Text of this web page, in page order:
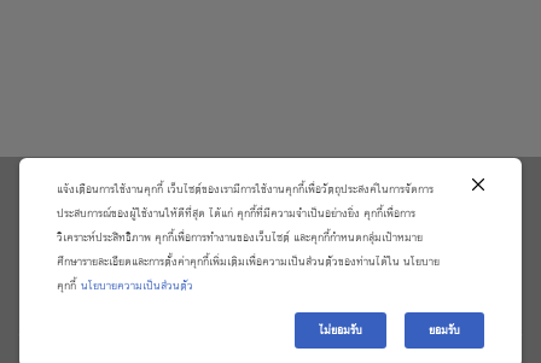
\
เกี่ยวกับเรา
วิธีการสั่งซื้อสินค้าและการรับประกันสินค้า
แจ้งชำระเงิน
ติดต่อเราและร้องเรียน
แจ้งเตือนการใช้งานคุกกี้ เว็บไซต์ของเรามีการใช้งานคุกกี้เพื่อวัตถุประสงค์ในการจัดการ
ประสบการณ์ของผู้ใช้งานให้ดีที่สุด ได้แก่ คุกกี้ที่มีความจำเป็นอย่างยิ่ง คุกกี้เพื่อการ
วิเคราะห์ประสิทธิภาพ คุกกี้เพื่อการทำงานของเว็บไซต์ และคุกกี้กำหนดกลุ่มเป้าหมาย
ศึกษารายละเอียดและการตั้งค่าคุกกี้เพิ่มเติมเพื่อความเป็นส่วนตัวของท่านได้ใน นโยบาย
คุกกี้ นโยบายความเป็นส่วนตัว
ไม่ยอมรับ ยอมรับ